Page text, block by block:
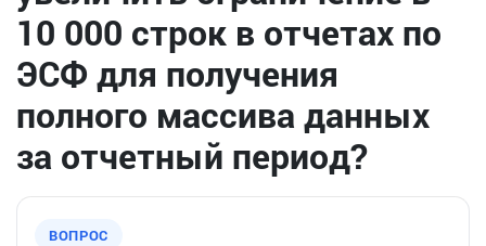
10 000 строк в отчетах по
ЭСФ для получения
полного массива данных
за отчетный период?
ВОПРОС